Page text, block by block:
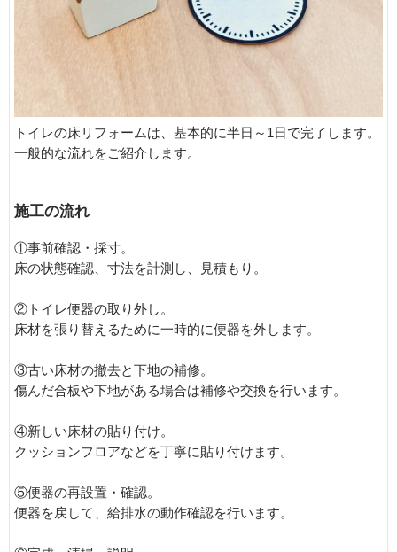
トイレの床リフォームは、基本的に半日～1日で完了します。
一般的な流れをご紹介します。
施工の流れ
①事前確認・採寸。
床の状態確認、寸法を計測し、見積もり。
②トイレ便器の取り外し。
床材を張り替えるために一時的に便器を外します。
③古い床材の撤去と下地の補修。
傷んだ合板や下地がある場合は補修や交換を行います。
④新しい床材の貼り付け。
クッションフロアなどを丁寧に貼り付けます。
⑤便器の再設置・確認。
便器を戻して、給排水の動作確認を行います。